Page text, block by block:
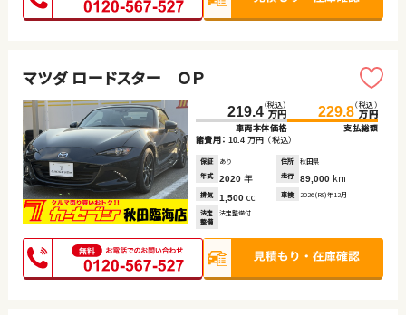
マツダ ロードスター ＯＰ
219.4（税込）
万円
車両本体価格
229.8（税込）
万円
支払総額
諸費用： 10.4 万円 （税込）
保証 あり 住所
秋田県
年式
2020 年 走行 89,000 km
排気 1,500 cc 車検 2026(R8)年12月
法定
整備
法定整備付